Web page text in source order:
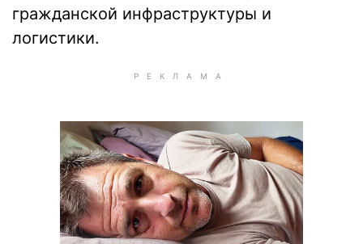
гражданской инфраструктуры и
логистики.